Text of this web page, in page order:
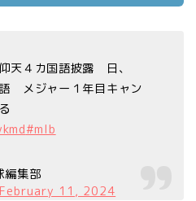
天４カ国語披露 日、
メジャー１年目キャン
#mlb
集部
February 11, 2024